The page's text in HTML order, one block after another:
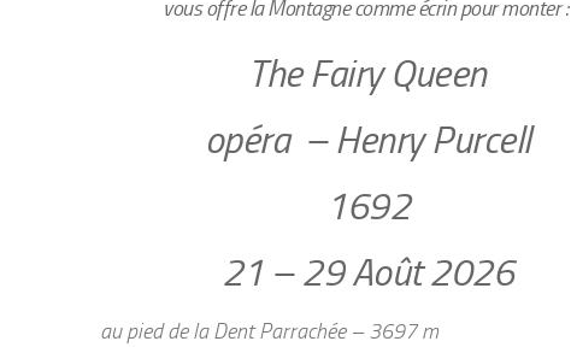
vous offrela Montagnecomme écrin pour monter :
The Fairy Queen
opéra – Henry Purcell
1692
21 – 29 Août 2026
au pied de la Dent Parrachée – 3697 m